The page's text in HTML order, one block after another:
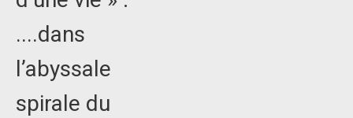
....dans
l’abyssale
spirale du